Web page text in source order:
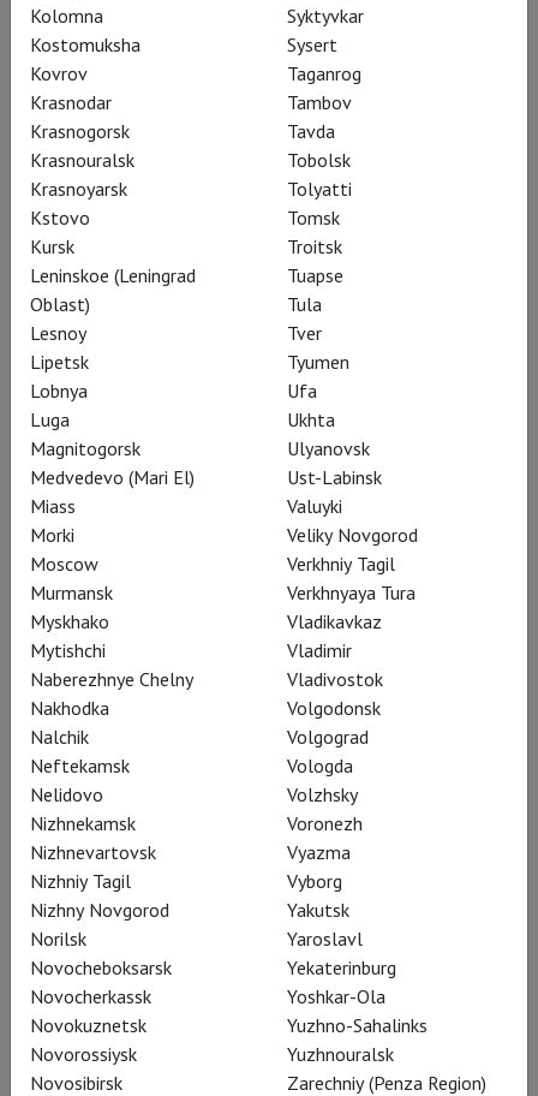
Онегин – один из важнейших героев
русской классической литературы.
Персонаж, имевший сотню
интерпретаций на сцене и на
экране. Помните свои эмоции, когда
получили эту роль?
Мамука Патарава
Да. Около минуты
я был счастлив. Затем мгновенно
отдался панике, потому что понял,
что не знаю, как его играть.
Часто доводится слышать фразу,
что Пушкин, конечно, любит именно
Татьяну, но роман-то назвал
«Евгений Онегин». А вы любите
своего героя? Кто он для вас? Его
история – трагедия несовпадения,
или «сам во всем виноват»?
Kolomna
Kostomuksha
Kovrov
Krasnodar
Krasnogorsk
Krasnouralsk
Krasnoyarsk
Kstovo
Kursk
Leninskoe (Leningrad
Oblast)
Lesnoy
Lipetsk
Lobnya
Luga
Magnitogorsk
Medvedevo (Mari El)
Miass
Morki
Moscow
Murmansk
Myskhako
Mytishchi
Naberezhnye Chelny
Nakhodka
Nalchik
Neftekamsk
Nelidovo
Nizhnekamsk
Nizhnevartovsk
Nizhniy Tagil
Nizhny Novgorod
Norilsk
Novocheboksarsk
Novocherkassk
Novokuznetsk
Novorossiysk
Novosibirsk
Syktyvkar
Sysert
Taganrog
Tambov
Tavda
Tobolsk
Tolyatti
Tomsk
Troitsk
Tuapse
Tula
Tver
Tyumen
Ufa
Ukhta
Ulyanovsk
Ust-Labinsk
Valuyki
Veliky Novgorod
Verkhniy Tagil
Verkhnyaya Tura
Vladikavkaz
Vladimir
Vladivostok
Volgodonsk
Volgograd
Vologda
Volzhsky
Voronezh
Vyazma
Vyborg
Yakutsk
Yaroslavl
Yekaterinburg
Yoshkar-Ola
Yuzhno-Sahalinks
Yuzhnouralsk
Zarechniy (Penza Region)